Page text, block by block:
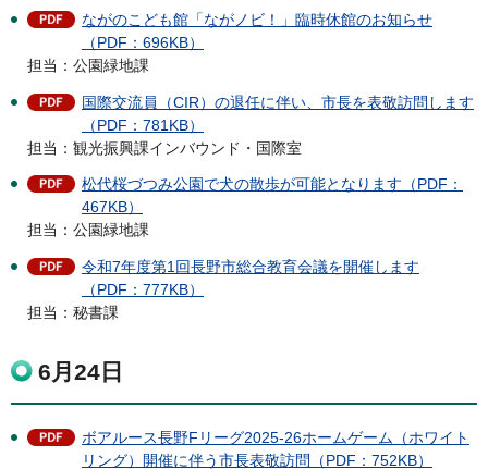
ながのこども館「ながノビ！」臨時休館のお知らせ
（PDF：696KB）
担当：公園緑地課
国際交流員（CIR）の退任に伴い、市長を表敬訪問します
（PDF：781KB）
担当：観光振興課インバウンド・国際室
松代桜づつみ公園で犬の散歩が可能となります（PDF：
467KB）
​​​​担当：公園緑地課
令和7年度第1回⾧野市総合教育会議を開催します
（PDF：777KB）
担当：秘書課
6月24日
ボアルース長野Fリーグ2025-26ホームゲーム（ホワイト
リング）開催に伴う市長表敬訪問（PDF：752KB）